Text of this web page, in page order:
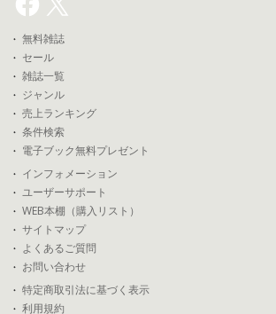
無料雑誌
セール
雑誌一覧
ジャンル
売上ランキング
条件検索
電子ブック無料プレゼント
インフォメーション
ユーザーサポート
WEB本棚（購入リスト）
サイトマップ
よくあるご質問
お問い合わせ
特定商取引法に基づく表示
利用規約